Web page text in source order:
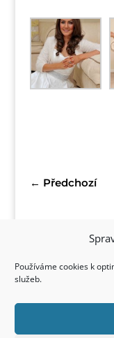
Používáme cookies k
služeb.
← Předchozí